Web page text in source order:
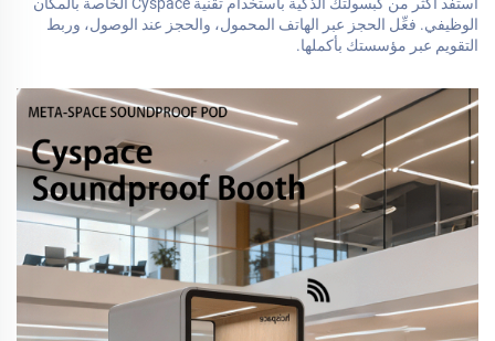
استفد أكثر من كبسولتك الذكية باستخدام تقنية Cyspace الخاصة بالمكان
الوظيفي. فعِّل الحجز عبر الهاتف المحمول، والحجز عند الوصول، وربط
التقويم عبر مؤسستك بأكملها.